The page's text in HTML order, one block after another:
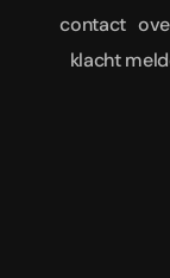
contact
klacht